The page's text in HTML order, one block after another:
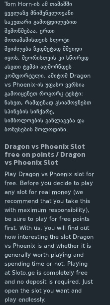
Tom Horn-ის ამ თამაშში
ყველაზე მნიშვნელოვანი
საკუთარი გამოცდილებით
შემოწმებაა. ერთი
მოთამაშისთვის სლოტი
შეიძლება ზედმეტად მშვიდი
იყოს, მეორისთვის კი სწორედ
ასეთი ტემპი აღმოჩნდეს
კომფორტული. ამიტომ Dragon
vs Phoenix-ის უფასო ვერსია
გამოიყენეთ როგორც ტესტი:
ნახეთ, რამდენად გსიამოვნებთ
სპინების სიჩქარე,
სიმბოლოების განლაგება და
ბონუსების მოლოდინი.
Dragon vs Phoenix Slot
free on points / Dragon
vs Phoenix Slot
Play Dragon vs Phoenix slot for
free. Before you decide to play
any slot for real money (we
recommend that you take this
with maximum responsibility),
be sure to play for free points
first. With us, you will find out
how interesting the slot Dragon
vs Phoenix is and whether it is
generally worth playing and
spending time or not. Playing
at Sloto.ge is completely free
and no deposit is required. Just
open the slot you want and
play endlessly.